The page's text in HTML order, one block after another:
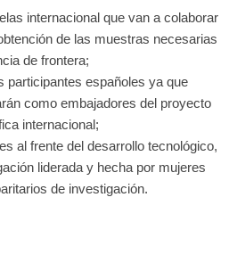
internacional que van a colaborar
de las muestras necesarias
de frontera;
participantes españoles ya que
como embajadores del proyecto
internacional;
al frente del desarrollo tecnológico,
liderada y hecha por mujeres
de investigación.